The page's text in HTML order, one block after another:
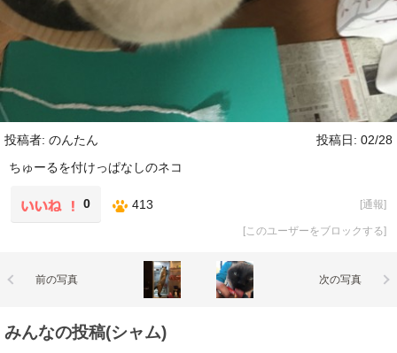
投稿者: のんたん
投稿日: 02/28
ちゅーるを付けっぱなしのネコ
0 413 [通報]
[このユーザーをブロックする]
前の写真 次の写真
みんなの投稿(シャム)